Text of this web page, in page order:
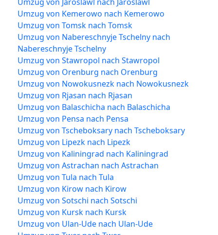
Umzug von Kemerowo nach Kemerowo
Umzug von Tomsk nach Tomsk
Umzug von Nabereschnyje Tschelny nach
Nabereschnyje Tschelny
Umzug von Stawropol nach Stawropol
Umzug von Orenburg nach Orenburg
Umzug von Nowokusnezk nach Nowokusnezk
Umzug von Rjasan nach Rjasan
Umzug von Balaschicha nach Balaschicha
Umzug von Pensa nach Pensa
Umzug von Tscheboksary nach Tscheboksary
Umzug von Lipezk nach Lipezk
Umzug von Kaliningrad nach Kaliningrad
Umzug von Astrachan nach Astrachan
Umzug von Tula nach Tula
Umzug von Kirow nach Kirow
Umzug von Sotschi nach Sotschi
Umzug von Kursk nach Kursk
Umzug von Ulan-Ude nach Ulan-Ude